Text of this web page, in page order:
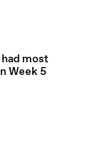
most
Week 5